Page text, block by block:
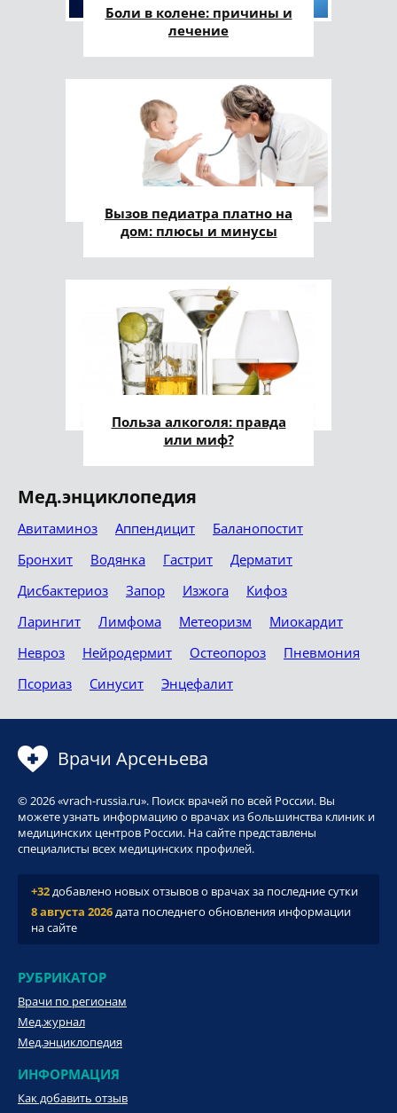
Боли в колене: причины и
лечение
Вызов педиатра платно на
дом: плюсы и минусы
Польза алкоголя: правда
или миф?
Мед.энциклопедия
Авитаминоз Аппендицит
Баланопостит
Бронхит
Водянка Гастрит
Дерматит
Дисбактериоз
Запор Изжога
Кифоз
Ларингит
Лимфома Метеоризм
Миокардит
Невроз
Нейродермит Остеопороз
Пневмония
Псориаз
Синусит Энцефалит
Врачи Арсеньева
© 2026 «vrach-russia.ru». Поиск врачей по всей России. Вы
можете узнать информацию о врачах из большинства клиник и
медицинских центров России. На сайте представлены
специалисты всех медицинских профилей.
+32добавлено новых отзывов о врачах за последние сутки
8 августа 2026дата последнего обновления информации
на сайте
РУБРИКАТОР
Врачи по регионам
Мед.журнал
Мед.энциклопедия
ИНФОРМАЦИЯ
Как добавить отзыв